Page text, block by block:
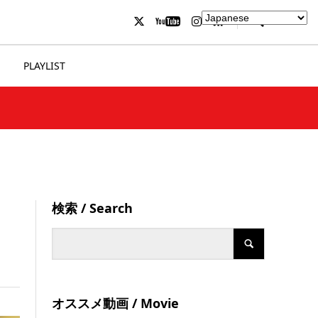
PLAYLIST
検索 / Search
オススメ動画 / Movie